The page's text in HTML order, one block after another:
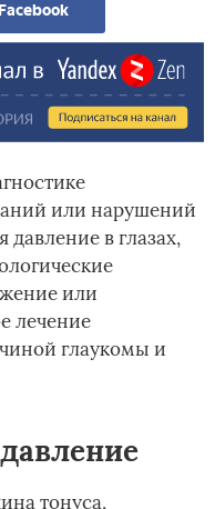
или нарушений
в глазах,
или
лечение
глаукомы и
тонуса,